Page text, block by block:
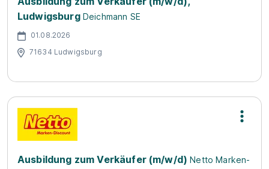
Ludwigsburg Deichmann SE
01.08.2026
71634 Ludwigsburg
Ausbildung zum Verkäufer (m/w/d) Netto Marken-